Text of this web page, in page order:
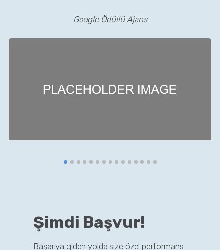
Google Ödüllü Ajans
Şimdi Başvur!
Başarıya giden yolda size özel performans